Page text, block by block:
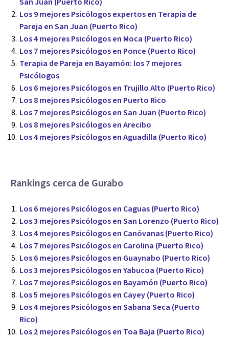
Los 9 mejores Psicólogos expertos en Terapia de
Pareja en San Juan (Puerto Rico)
Los 4 mejores Psicólogos en Moca (Puerto Rico)
Los 7 mejores Psicólogos en Ponce (Puerto Rico)
Terapia de Pareja en Bayamón: los 7 mejores
Psicólogos
Los 6 mejores Psicólogos en Trujillo Alto (Puerto Rico)
Los 8 mejores Psicólogos en Puerto Rico
Los 7 mejores Psicólogos en San Juan (Puerto Rico)
Los 8 mejores Psicólogos en Arecibo
Los 4 mejores Psicólogos en Aguadilla (Puerto Rico)
Rankings cerca de Gurabo
Los 6 mejores Psicólogos en Caguas (Puerto Rico)
Los 3 mejores Psicólogos en San Lorenzo (Puerto Rico)
Los 4 mejores Psicólogos en Canóvanas (Puerto Rico)
Los 7 mejores Psicólogos en Carolina (Puerto Rico)
Los 6 mejores Psicólogos en Guaynabo (Puerto Rico)
Los 3 mejores Psicólogos en Yabucoa (Puerto Rico)
Los 7 mejores Psicólogos en Bayamón (Puerto Rico)
Los 5 mejores Psicólogos en Cayey (Puerto Rico)
Los 4 mejores Psicólogos en Sabana Seca (Puerto
Rico)
Los 2 mejores Psicólogos en Toa Baja (Puerto Rico)